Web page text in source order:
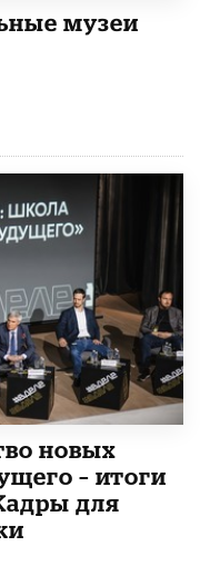
музеи
новых
– итоги
для